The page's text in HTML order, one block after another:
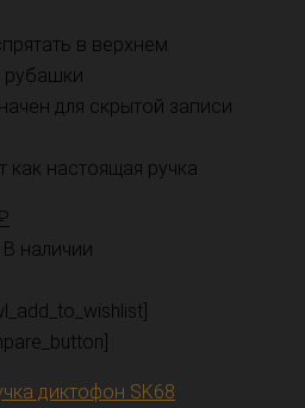
в верхнем
рубашки
для скрытой записи
как настоящая ручка
В наличии
диктофон SK68